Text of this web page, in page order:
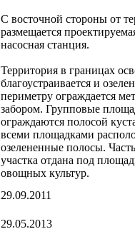
С восточной стороны от
размещается
насосная станция.
Территория в границах
благоустраивается и
периметру огражда­ется
забором. Групповые
ограждаются полосой
всеми площадками
озелененные полосы.
участка от­дана под
овощных культур.
29.09.2011
29.05.2013